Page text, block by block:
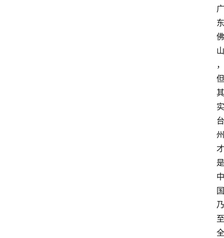
广
东
佛
山
，
但
其
实
台
州
才
是
中
国
乃
至
全